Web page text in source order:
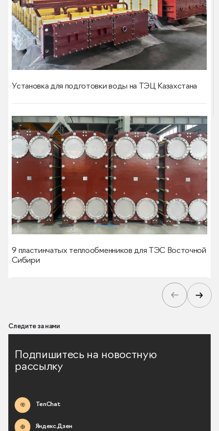
Установка для подготовки воды на ТЭЦ Казахстана
9 пластинчатых теплообменников для ТЭС Восточной
Сибири
Следите за нами
Подпишитесь на новостную
рассылку
TenChat
Яндекс.Дзен